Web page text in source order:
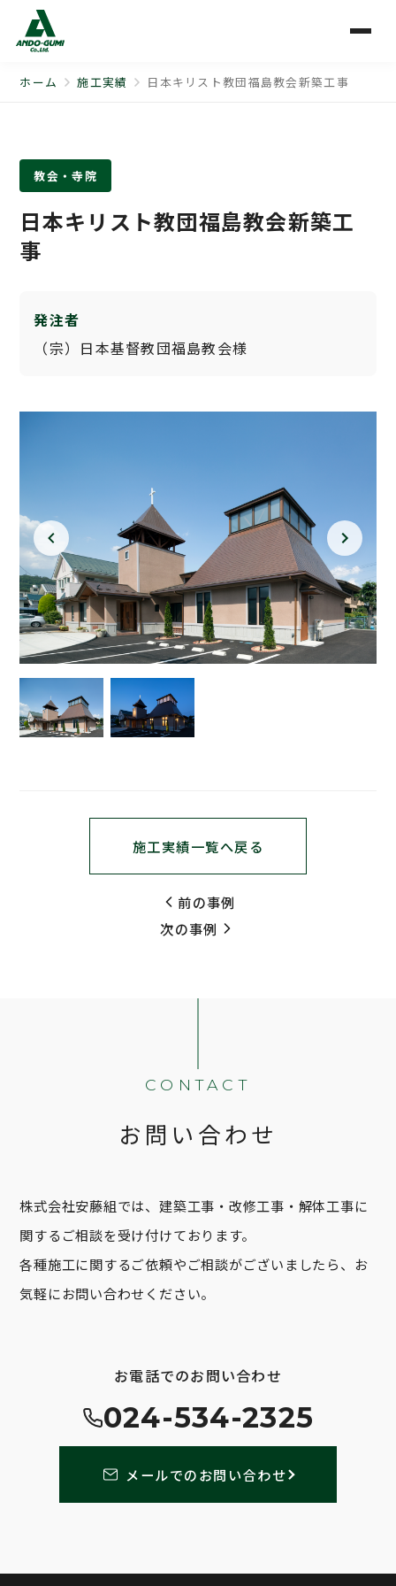
ホーム 施工実績 日本キリスト教団福島教会新築工事
教会・寺院
日本キリスト教団福島教会新築工
事
発注者
（宗）日本基督教団福島教会様
前の事例
施工実績一覧へ戻る
次の事例
CONTACT
お問い合わせ
株式会社安藤組では、建築工事・改修工事・解体工事に
関するご相談を受け付けております。
各種施工に関するご依頼やご相談がございましたら、お
気軽にお問い合わせください。
お電話でのお問い合わせ
024-534-2325
メールでのお問い合わせ